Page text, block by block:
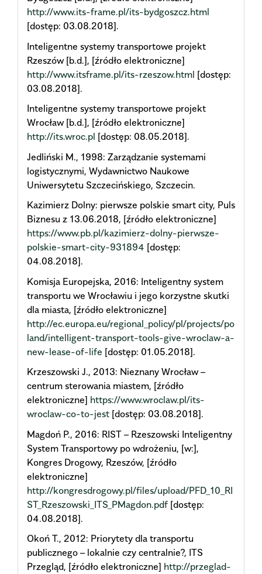
http://www.its-frame.pl/its-bydgoszcz.html
[dostęp: 03.08.2018].
Inteligentne systemy transportowe projekt
Rzeszów [b.d.], [źródło elektroniczne]
http://www.itsframe.pl/its-rzeszow.html [dostęp:
03.08.2018].
Inteligentne systemy transportowe projekt
Wrocław [b.d.], [źródło elektroniczne]
http://its.wroc.pl [dostęp: 08.05.2018].
Jedliński M., 1998: Zarządzanie systemami
logistycznymi, Wydawnictwo Naukowe
Uniwersytetu Szczecińskiego, Szczecin.
Kazimierz Dolny: pierwsze polskie smart city, Puls
Biznesu z 13.06.2018, [źródło elektroniczne]
https://www.pb.pl/kazimierz-dolny-pierwsze-
polskie-smart-city-931894 [dostęp:
04.08.2018].
Komisja Europejska, 2016: Inteligentny system
transportu we Wrocławiu i jego korzystne skutki
dla miasta, [źródło elektroniczne]
http://ec.europa.eu/regional_policy/pl/projects/po
land/intelligent-transport-tools-give-wroclaw-a-
new-lease-of-life [dostęp: 01.05.2018].
Krzeszowski J., 2013: Nieznany Wrocław –
centrum sterowania miastem, [źródło
elektroniczne] https://www.wroclaw.pl/its-
wroclaw-co-to-jest [dostęp: 03.08.2018].
Magdoń P., 2016: RIST – Rzeszowski Inteligentny
System Transportowy po wdrożeniu, [w:],
Kongres Drogowy, Rzeszów, [źródło
elektroniczne]
http://kongresdrogowy.pl/files/upload/PFD_10_RI
ST_Rzeszowski_ITS_PMagdon.pdf [dostęp:
04.08.2018].
Okoń T., 2012: Priorytety dla transportu
publicznego – lokalnie czy centralnie?, ITS
Przegląd, [źródło elektroniczne] http://przeglad-